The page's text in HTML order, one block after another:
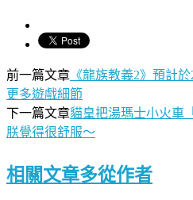
前一篇文章 《龍族教義2》預計
更多遊戲細節
下一篇文章貓皇把湯瑪士小火車
朕覺得很舒服～
相關文章多從作者